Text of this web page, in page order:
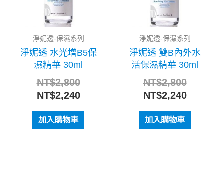
淨妮透-保濕系列
淨妮透 水光增B5保
濕精華 30ml
NT$2,800
NT$2,240
加入購物車
淨妮透-保濕系列
淨妮透 雙B內外水
活保濕精華 30ml
NT$2,800
NT$2,240
加入購物車